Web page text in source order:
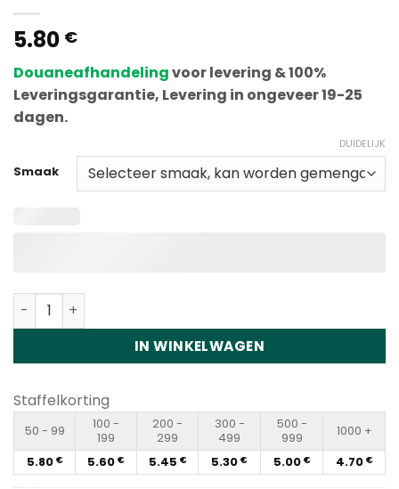
5.80 €
Douaneafhandelingvoor levering & 100%
Leveringsgarantie, Levering in ongeveer 19-25
dagen.
Smaak
DUIDELIJK
Vapme Shisha 30000 Puffs Disposable Vape Wholesale
IN WINKELWAGEN
Staffelkorting
50 - 99
100 -
199
200 -
299
300 -
499
500 -
999
1000 +
5.80 € 5.60 € 5.45 € 5.30 € 5.00 € 4.70 €